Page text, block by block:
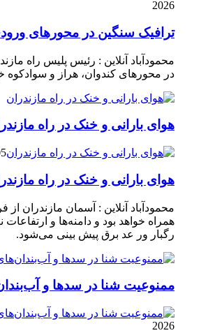
2026
ترافیک سنگین در محور‌های
محمودآباد آنلاین : رئیس پلیس راه
در محور‌های کندوان، هراز و سوادکوه
هوای بارانی و خنک در راه
05
هوای بارانی و خنک در راه
محمودآباد آنلاین : آسمان مازندران از
همراه خواهد بود و دامنه‌ها و ارتفاعات
رگبار ور عد برق پیش بینی می‌شود.
ممنوعیت شنا در سدها و
2026